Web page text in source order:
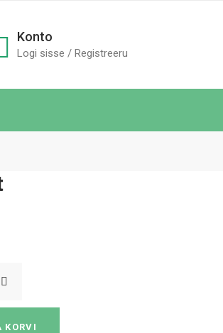
Konto
Logi sisse / Registreeru
KORVI